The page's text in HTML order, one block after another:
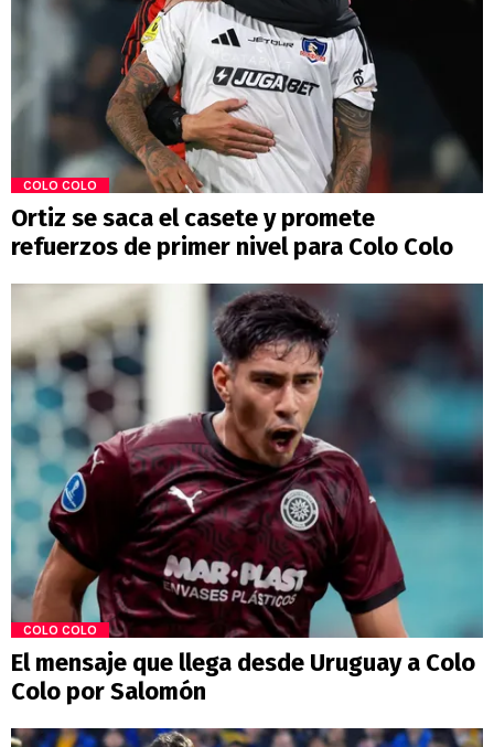
COLO COLO
Ortiz se saca el casete y promete
refuerzos de primer nivel para Colo Colo
COLO COLO
El mensaje que llega desde Uruguay a Colo
Colo por Salomón